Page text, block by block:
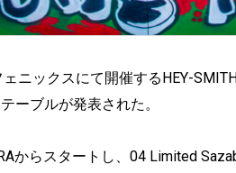
ニックスにて開催するHEY-
ーブルが発表された。
からスタートし、04 Limited